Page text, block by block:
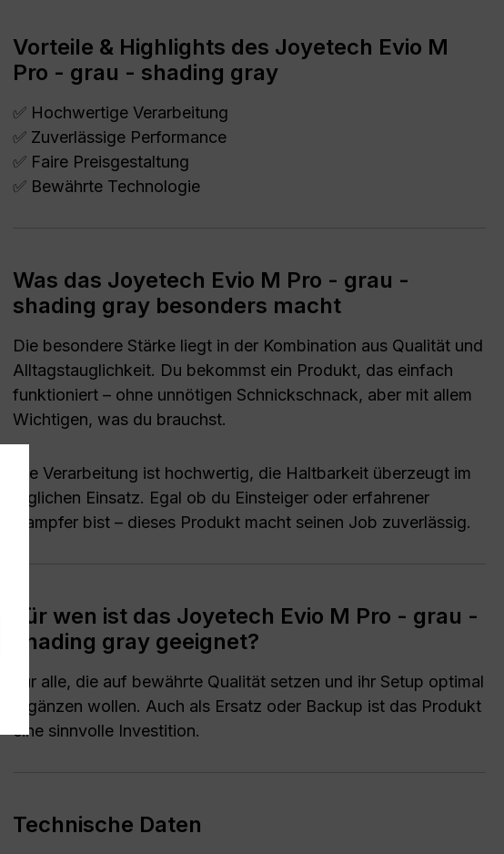
Vorteile & Highlights des Joyetech Evio M
Pro - grau - shading gray
✅ Hochwertige Verarbeitung
✅ Zuverlässige Performance
✅ Faire Preisgestaltung
✅ Bewährte Technologie
Was das Joyetech Evio M Pro - grau -
shading gray besonders macht
Die besondere Stärke liegt in der Kombination aus Qualität und
Alltagstauglichkeit. Du bekommst ein Produkt, das einfach
funktioniert – ohne unnötigen Schnickschnack, aber mit allem
Wichtigen, was du brauchst.
Die Verarbeitung ist hochwertig, die Haltbarkeit überzeugt im
täglichen Einsatz. Egal ob du Einsteiger oder erfahrener
Dampfer bist – dieses Produkt macht seinen Job zuverlässig.
Für wen ist das Joyetech Evio M Pro - grau -
shading gray geeignet?
Für alle, die auf bewährte Qualität setzen und ihr Setup optimal
ergänzen wollen. Auch als Ersatz oder Backup ist das Produkt
eine sinnvolle Investition.
Technische Daten